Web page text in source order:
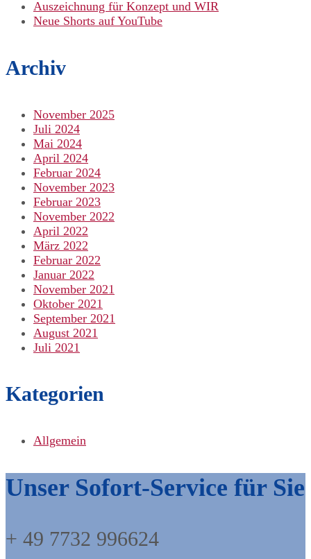
Auszeichnung für Konzept und WIR
Neue Shorts auf YouTube
Archiv
November 2025
Juli 2024
Mai 2024
April 2024
Februar 2024
November 2023
Februar 2023
November 2022
April 2022
März 2022
Februar 2022
Januar 2022
November 2021
Oktober 2021
September 2021
August 2021
Juli 2021
Kategorien
Allgemein
Unser Sofort-Service für Sie
+ 49 7732 996624